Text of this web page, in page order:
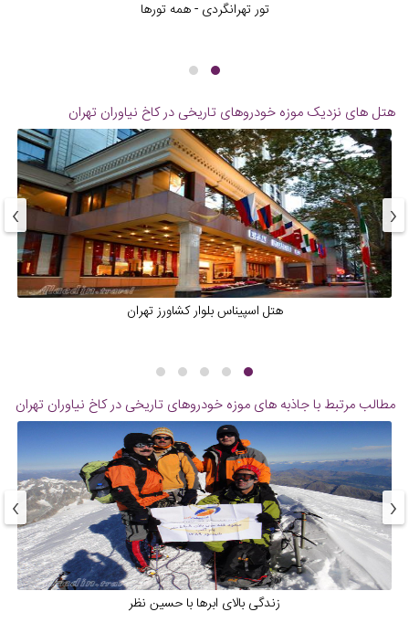
تور تهرانگردی - همه تورها
هتل های نزدیک موزه خودروهای تاریخی در کاخ نیاوران تهران
هتل اسپیناس بلوار کشاورز تهران
‹
›
مطالب مرتبط با جاذبه های موزه خودروهای تاریخی در کاخ نیاوران تهران
زندگی بالای ابرها با حسین نظر
‹
›